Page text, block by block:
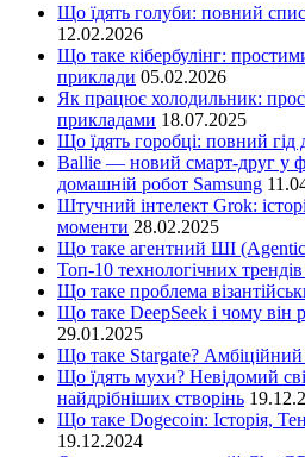
Що їдять голуби: повний
12.02.2026
Що таке кібербулінг:
приклади 05.02.2026
Як працює холодильник:
прикладами 18.07.2025
Що їдять горобці: повний гід
Ballie — новий смарт-друг у
домашній робот Samsung
Штучний інтелект Grok:
моменти 28.02.2025
Що таке агентний ШІ
Топ-10 технологічних
Що таке проблема
Що таке DeepSeek і чому він
29.01.2025
Що таке Stargate?
Що їдять мухи? Невідомий
найдрібніших створінь
Що таке Dogecoin: Історія,
19.12.2024